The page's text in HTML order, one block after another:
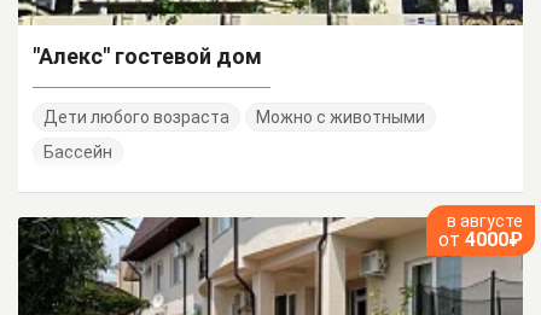
"Алекс" гостевой дом
Дети любого возраста
Можно с животными
Бассейн
в августе
от 4000₽